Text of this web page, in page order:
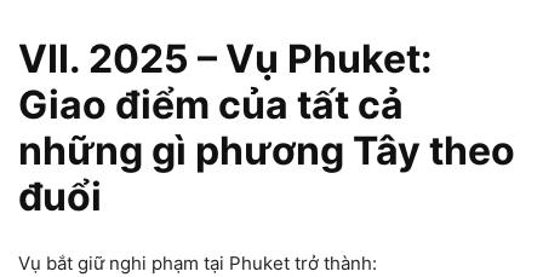
VII. 2025 – Vụ Phuket:
Giao điểm của tất cả
những gì phương Tây theo
đuổi
Vụ bắt giữ nghi phạm tại Phuket trở thành: